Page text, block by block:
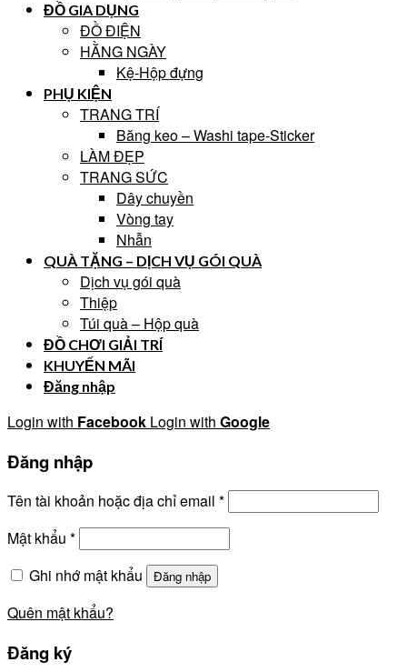
ĐỒ GIA DỤNG
ĐỒ ĐIỆN
HẰNG NGÀY
Kệ-Hộp đựng
PHỤ KIỆN
TRANG TRÍ
Băng keo – Washi tape-Sticker
LÀM ĐẸP
TRANG SỨC
Dây chuyền
Vòng tay
Nhẫn
QUÀ TẶNG – DỊCH VỤ GÓI QUÀ
Dịch vụ gói quà
Thiệp
Túi quà – Hộp quà
ĐỒ CHƠI GIẢI TRÍ
KHUYẾN MÃI
Đăng nhập
Login with Facebook Login with Google
Đăng nhập
Tên tài khoản hoặc địa chỉ email *
Mật khẩu *
Ghi nhớ mật khẩu
Đăng nhập
Quên mật khẩu?
Đăng ký